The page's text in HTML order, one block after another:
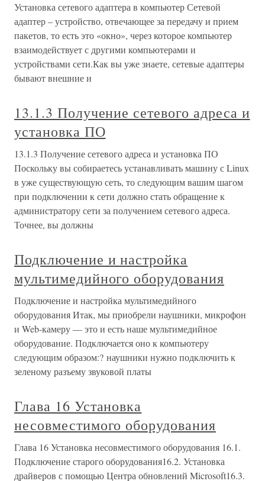
Установка сетевого адаптера в компьютер Сетевой
адаптер – устройство, отвечающее за передачу и прием
пакетов, то есть это «окно», через которое компьютер
взаимодействует с другими компьютерами и
устройствами сети.Как вы уже знаете, сетевые адаптеры
бывают внешние и
13.1.3 Получение сетевого адреса и
установка ПО
13.1.3 Получение сетевого адреса и установка ПО
Поскольку вы собираетесь устанавливать машину с Linux
в уже существующую сеть, то следующим вашим шагом
при подключении к сети должно стать обращение к
администратору сети за получением сетевого адреса.
Точнее, вы должны
Подключение и настройка
мультимедийного оборудования
Подключение и настройка мультимедийного
оборудования Итак, мы приобрели наушники, микрофон
и Web-камеру — это и есть наше мультимедийное
оборудование. Подключается оно к компьютеру
следующим образом:? наушники нужно подключить к
зеленому разъему звуковой платы
Глава 16 Установка
несовместимого оборудования
Глава 16 Установка несовместимого оборудования 16.1.
Подключение старого оборудования16.2. Установка
драйверов с помощью Центра обновлений Microsoft16.3.